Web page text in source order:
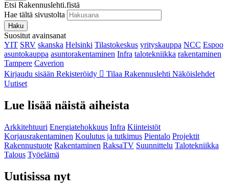
Etsi Rakennuslehti.fistä
Hae tältä sivustolta
Haku
Suositut avainsanat
YIT SRV skanska Helsinki Tilastokeskus yrityskauppa NCC Espoo
asuntokauppa asuntorakentaminen Infra talotekniikka rakentaminen
Tampere Caverion
Kirjaudu sisään Rekisteröidy Tilaa Rakennuslehti Näköislehdet
Uutiset
Lue lisää näistä aiheista
Arkkitehtuuri Energiatehokkuus Infra Kiinteistöt
Korjausrakentaminen Koulutus ja tutkimus Pientalo Projektit
Rakennustuote Rakentaminen RaksaTV Suunnittelu Talotekniikka
Talous Työelämä
Uutisissa nyt